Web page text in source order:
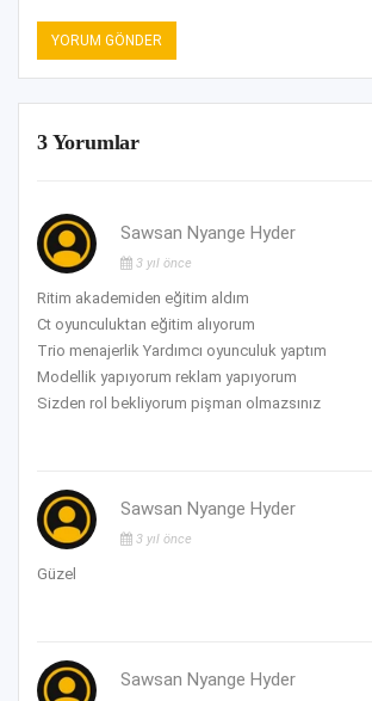
3 Yorumlar
Sawsan Nyange Hyder
3 yıl önce
Ritim akademiden eğitim aldım
Ct oyunculuktan eğitim alıyorum
Trio menajerlik Yardımcı oyunculuk yaptım
Modellik yapıyorum reklam yapıyorum
Sizden rol bekliyorum pişman olmazsınız
Sawsan Nyange Hyder
3 yıl önce
Güzel
Sawsan Nyange Hyder